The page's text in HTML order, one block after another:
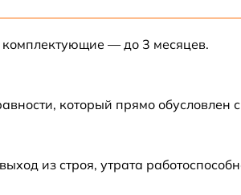
комплектующие — до 3 месяцев.
который прямо
из строя, утрата